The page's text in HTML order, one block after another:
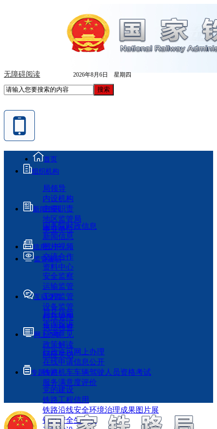
无障碍阅读 2026年8月6日 星期四
首页
组织机构
局领导
内设机构
主要职责
地区监管局
事业单位
新闻资讯
国务院时政信息
新闻信息
图片视频
交流合作
资料中心
信息公开
监管履职
安全监察
运输监管
工程监管
设备监管
科技管理
执法检查
互动交流
局长信箱
咨询投诉
征求意见
政策解读
回应关切
网上办事
行政许可网上办理
在线申请信息公开
铁路机车车辆驾驶人员资格考试
服务满意度评价
专题专栏
党的建设
铁路工程信用
铁路沿线安全环境治理成果图片展
铁路安全生产月